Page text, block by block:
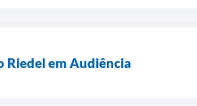
Riedel em Audiência